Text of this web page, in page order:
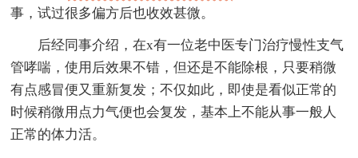
事，试过很多偏方后也收效甚微。
后经同事介绍，在x有一位老中医专门治疗慢性支气
管哮喘，使用后效果不错，但还是不能除根，只要稍微
有点感冒便又重新复发；不仅如此，即使是看似正常的
时候稍微用点力气便也会复发，基本上不能从事一般人
正常的体力活。